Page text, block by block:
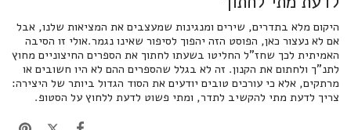
היקום מלא בתדרים, שירים ומנגינות שמעצבים את המציאות שלנו, אבל
אם לא נעצור כאן, הפוסט הזה יהפוך לסיפור שאינו נגמר.אולי זו הסיבה
האמיתית לכך שחז"ל החליטו בשעתו לחתוך את הספרים החיצוניים מחוץ
לתנ"ך ולחתום את הקנון. זה לא בגלל שהספרים ההם לא היו חשובים או
מרתקים, אלא כי עורכים טובים יודעים את הסוד הגדול ביותר של היצירה:
צריך לדעת מתי להקשיב לתדר, ומתי פשוט לדעת ללחוץ על הסטופ.